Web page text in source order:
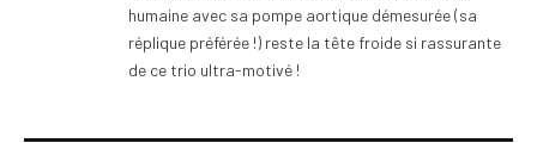
humaine avec sa pompe aortique démesurée (sa
réplique préférée !) reste la tête froide si rassurante
de ce trio ultra-motivé !